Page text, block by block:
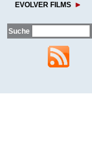
EVOLVER FILMS
Suche